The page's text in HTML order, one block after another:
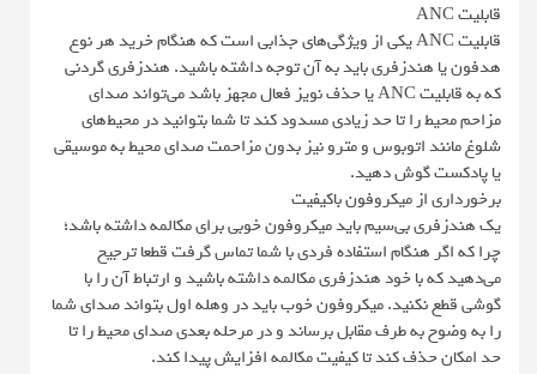
قابلیت ANC
قابلیت ANC یکی از ویژگی‌های جذابی است که هنگام خرید هر نوع
هدفون یا هندزفری باید به آن توجه داشته باشید. هندزفری گردنی
که به قابلیت ANC یا حذف نویز فعال مجهز باشد می‌تواند صدای
مزاحم محیط را تا حد زیادی مسدود کند تا شما بتوانید در محیط‌های
شلوغ مانند اتوبوس و مترو نیز بدون مزاحمت صدای محیط به موسیقی
یا پادکست گوش دهید.
برخورداری از میکروفون باکیفیت
یک هندزفری بی‌سیم باید میکروفون خوبی برای مکالمه داشته باشد؛
چرا که اگر هنگام استفاده فردی با شما تماس گرفت قطعا ترجیح
می‌دهید که با خود هندزفری مکالمه داشته باشید و ارتباط آن را با
گوشی قطع نکنید. میکروفون خوب باید در وهله اول بتواند صدای شما
را به وضوح به طرف مقابل برساند و در مرحله بعدی صدای محیط را تا
حد امکان حذف کند تا کیفیت مکالمه افزایش پیدا کند.